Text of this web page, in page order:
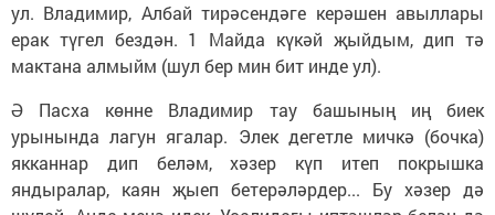
ул. Владимир, Албай тирәсендәге керәшен авыллары
ерак түгел бездән. 1 Майда күкәй җыйдым, дип тә
мактана алмыйм (шул бер мин бит инде ул).
Ә Пасха көнне Владимир тау башының иң биек
урынында лагун ягалар. Элек дегетле мичкә (бочка)
якканнар дип беләм, хәзер күп итеп покрышка
яндыралар, каян җыеп бетерәләрдер... Бу хәзер дә